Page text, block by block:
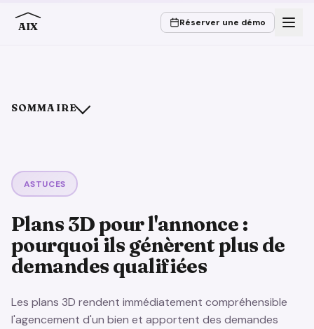
AIX Réserver une démo
SOMMAIRE
Ce qui fait un bon plan 3D
Conclusion
ASTUCES
Plans 3D pour l'annonce :
pourquoi ils génèrent plus de
demandes qualifiées
Les plans 3D rendent immédiatement compréhensible
l'agencement d'un bien et apportent des demandes